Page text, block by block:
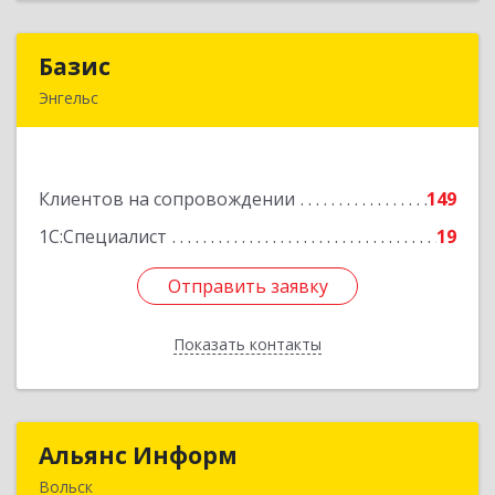
Базис
Энгельс
Клиентов на сопровождении
149
1С:Специалист
19
Отправить заявку
Показать контакты
Подробнее
Отправить заявку
Назад
Альянс Информ
Вольск